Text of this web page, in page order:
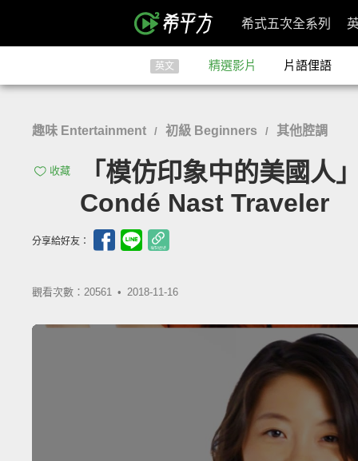
希式五次全系列
英文 精選影片 片語俚語
趣味 Entertainment / 初級 Beginners / 其他腔調
收藏
「模仿印象中的美國
Condé Nast Traveler
分享給好友：
觀看次數：20561 • 2018-11-16